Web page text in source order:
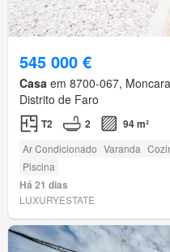
545 000 €
Casa em 8700-067,
Distrito de Faro
T2 2 94 m²
Ar Condicionado Varanda
Piscina
Há 21 dias
LUXURYESTATE